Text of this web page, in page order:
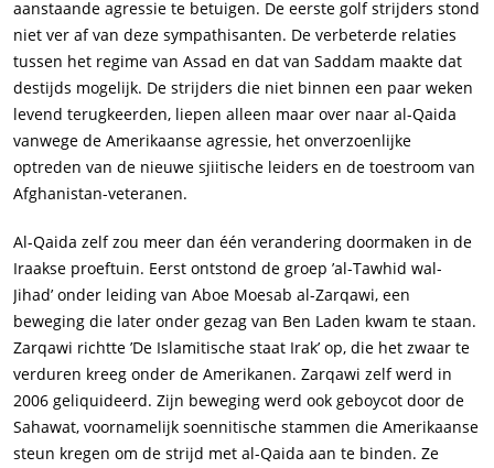
aanstaande agressie te betuigen. De eerste golf strijders stond
niet ver af van deze sympathisanten. De verbeterde relaties
tussen het regime van Assad en dat van Saddam maakte dat
destijds mogelijk. De strijders die niet binnen een paar weken
levend terugkeerden, liepen alleen maar over naar al-Qaida
vanwege de Amerikaanse agressie, het onverzoenlijke
optreden van de nieuwe sjiitische leiders en de toestroom van
Afghanistan-veteranen.
Al-Qaida zelf zou meer dan één verandering doormaken in de
Iraakse proeftuin. Eerst ontstond de groep ’al-Tawhid wal-
Jihad’ onder leiding van Aboe Moesab al-Zarqawi, een
beweging die later onder gezag van Ben Laden kwam te staan.
Zarqawi richtte ’De Islamitische staat Irak’ op, die het zwaar te
verduren kreeg onder de Amerikanen. Zarqawi zelf werd in
2006 geliquideerd. Zijn beweging werd ook geboycot door de
Sahawat, voornamelijk soennitische stammen die Amerikaanse
steun kregen om de strijd met al-Qaida aan te binden. Ze